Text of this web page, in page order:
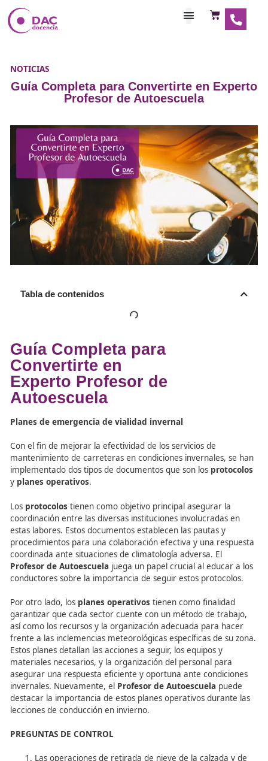
NOTICIAS
Guía Completa para Convertirte en
Tabla de contenidos
Guía Completa para
Convertirte en
ExpertoProfesor de
Autoescuela
Con el fin de mejorar la efectividad de los servicios de
mantenimiento de carreteras en condiciones
implementado dos tipos de documentos que son los
yplanes operativos.
Losprotocolostienen como objetivo principal asegurar
coordinación entre las diversas instituciones
estas labores. Estos documentos establecen las pautas y
procedimientos para una colaboración efectiva y una
coordinada ante situaciones de climatología adversa. El
Profesor de Autoescuelajuega un papel crucial al
conductores sobre la importancia de seguir estos
Por otro lado, losplanes operativos
así como los recursos y la organización adecuada para
frente a las inclemencias meteorológicas específicas de